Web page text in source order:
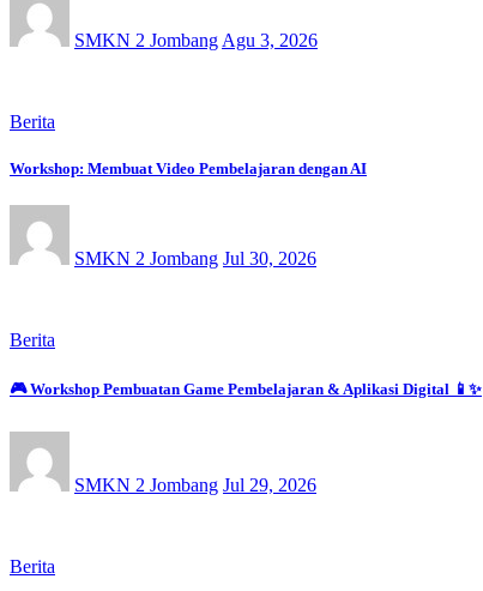
SMKN 2 Jombang Agu 3, 2026
Berita
Workshop: Membuat Video Pembelajaran dengan AI
SMKN 2 Jombang Jul 30, 2026
Berita
🎮 Workshop Pembuatan Game Pembelajaran & Aplikasi Digital 📱✨
SMKN 2 Jombang Jul 29, 2026
Berita